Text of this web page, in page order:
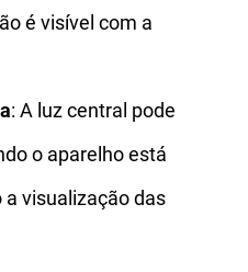
é visível com a
: A luz central pode
o aparelho está
visualização das